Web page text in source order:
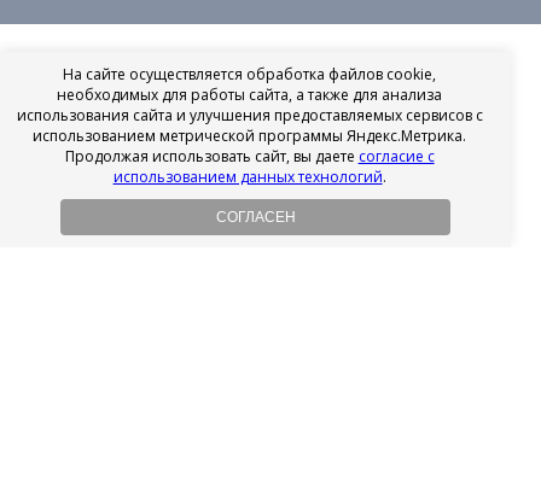
На сайте осуществляется обработка файлов cookie,
необходимых для работы сайта, а также для анализа
использования сайта и улучшения предоставляемых сервисов с
использованием метрической программы Яндекс.Метрика.
Продолжая использовать сайт, вы даете согласие с
использованием данных технологий.
СОГЛАСЕН